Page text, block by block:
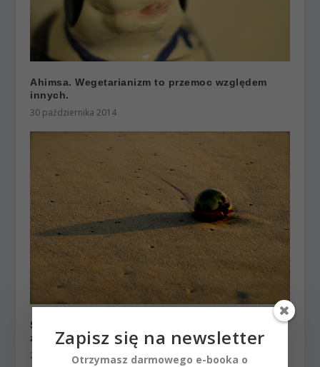
Ahimsa. Wegetarianizm to przemoc względem
innych.
30 października 2014
Siła fałszywych przekonań. Jak działa iluzja i
złudzenie.
2 czerwca 2014
Zapisz się na newsletter
Otrzymasz darmowego e-booka o